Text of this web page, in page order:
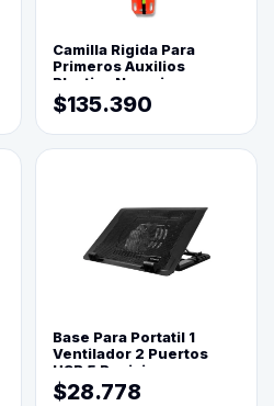
Camilla Rigida Para
Primeros Auxilios
Plastica Naranja
$135.390
Base Para Portatil 1
Ventilador 2 Puertos
USB 5 Posiciones
$28.778